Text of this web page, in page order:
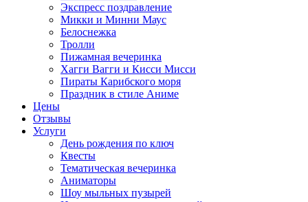
Экспресс поздравление
Микки и Минни Маус
Белоснежка
Тролли
Пижамная вечеринка
Хагги Вагги и Кисси Мисси
Пираты Карибского моря
Праздник в стиле Аниме
Цены
Отзывы
Услуги
День рождения по ключ
Квесты
Тематическая вечеринка
Аниматоры
Шоу мыльных пузырей